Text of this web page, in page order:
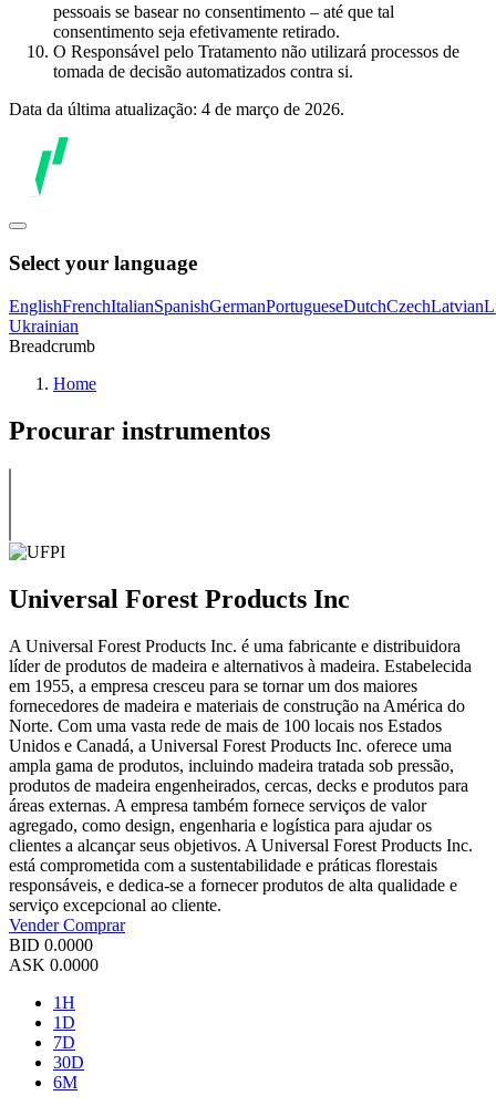
pessoais se basear no consentimento – até que tal
consentimento seja efetivamente retirado.
O Responsável pelo Tratamento não utilizará processos de
tomada de decisão automatizados contra si.
Data da última atualização: 4 de março de 2026.
Select your language
EnglishFrenchItalianSpanishGermanPortugueseDutchCzechLatvian
Ukrainian
Breadcrumb
Home
Procurar instrumentos
Universal Forest Products Inc
A Universal Forest Products Inc. é uma fabricante e distribuidora
líder de produtos de madeira e alternativos à madeira. Estabelecida
em 1955, a empresa cresceu para se tornar um dos maiores
fornecedores de madeira e materiais de construção na América do
Norte. Com uma vasta rede de mais de 100 locais nos Estados
Unidos e Canadá, a Universal Forest Products Inc. oferece uma
ampla gama de produtos, incluindo madeira tratada sob pressão,
produtos de madeira engenheirados, cercas, decks e produtos para
áreas externas. A empresa também fornece serviços de valor
agregado, como design, engenharia e logística para ajudar os
clientes a alcançar seus objetivos. A Universal Forest Products Inc.
está comprometida com a sustentabilidade e práticas florestais
responsáveis, e dedica-se a fornecer produtos de alta qualidade e
serviço excepcional ao cliente.
VenderComprar
BID 0.0000
ASK 0.0000
1H
1D
7D
30D
6M